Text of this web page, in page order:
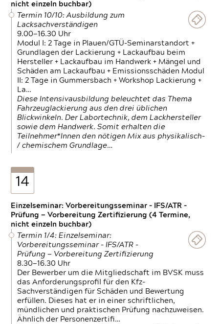
nicht einzeln buchbar)
Termin 10/10: Ausbildung zum
Lacksachverständigen
9.00—16.30 Uhr
Modul I: 2 Tage in Plauen/GTÜ-Seminarstandort +
Grundlagen der Lackierung + Lackaufbau beim
Hersteller + Lackaufbau im Handwerk + Mängel und
Schäden am Lackaufbau + Emissionsschäden Modul
II: 2 Tage in Gummersbach + Workshop Lackierung +
La…
Diese Intensivausbildung beleuchtet das Thema
Fahrzeuglackierung aus den drei üblichen
Blickwinkeln. Der Labortechnik, dem Lackhersteller
sowie dem Handwerk. Somit erhalten die
Teilnehmer*Innen den nötigen Mix aus physikalisch-
/ chemischem Grundlage…
14
Einzelseminar: Vorbereitungsseminar - IFS/ATR -
Prüfung — Vorbereitung Zertifizierung (4 Termine,
nicht einzeln buchbar)
Termin 1/4: Einzelseminar:
Vorbereitungsseminar - IFS/ATR -
Prüfung — Vorbereitung Zertifizierung
8.30—16.30 Uhr
Der Bewerber um die Mitgliedschaft im BVSK muss
das Anforderungsprofil für den Kfz-
Sachverständigen für Schäden und Bewertung
erfüllen. Dieses hat er in einer schriftlichen,
mündlichen und praktischen Prüfung nachzuweisen.
Ähnlich der Personenzertifi…